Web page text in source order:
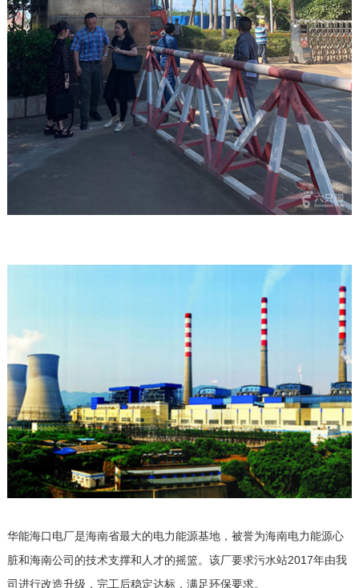
华能海口电厂是海南省最大的电力能源基地，被誉为海南电力能源心
脏和海南公司的技术支撑和人才的摇篮。该厂要求污水站2017年由我
司进行改造升级，完工后稳定达标，满足环保要求。